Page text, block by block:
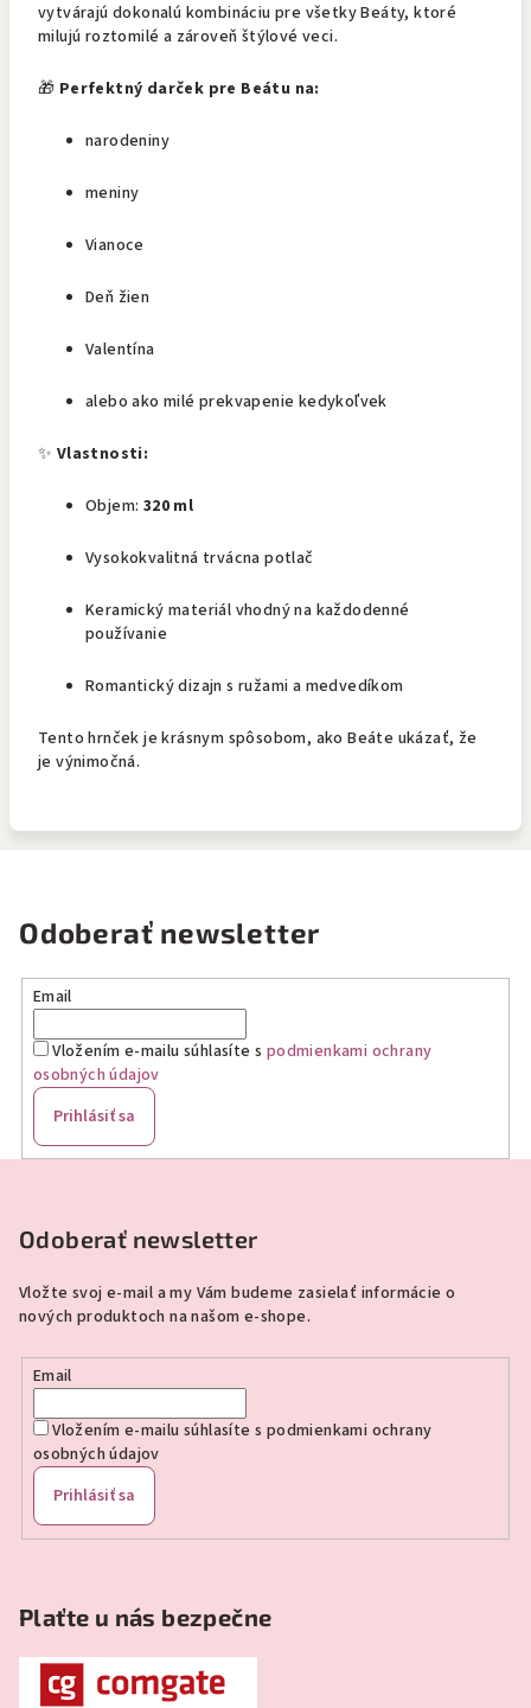
vytvárajú dokonalú kombináciu pre všetky Beáty, ktoré
milujú roztomilé a zároveň štýlové veci.
🎁 Perfektný darček pre Beátu na:
narodeniny
meniny
Vianoce
Deň žien
Valentína
alebo ako milé prekvapenie kedykoľvek
✨ Vlastnosti:
Objem: 320 ml
Vysokokvalitná trvácna potlač
Keramický materiál vhodný na každodenné
používanie
Romantický dizajn s ružami a medvedíkom
Tento hrnček je krásnym spôsobom, ako Beáte ukázať, že
je výnimočná.
Odoberať newsletter
Email
Vložením e-mailu súhlasíte s podmienkami ochrany
osobných údajov
Prihlásiť sa
Odoberať newsletter
Vložte svoj e-mail a my Vám budeme zasielať informácie o
nových produktoch na našom e-shope.
Email
Vložením e-mailu súhlasíte s podmienkami ochrany
osobných údajov
Prihlásiť sa
Plaťte u nás bezpečne